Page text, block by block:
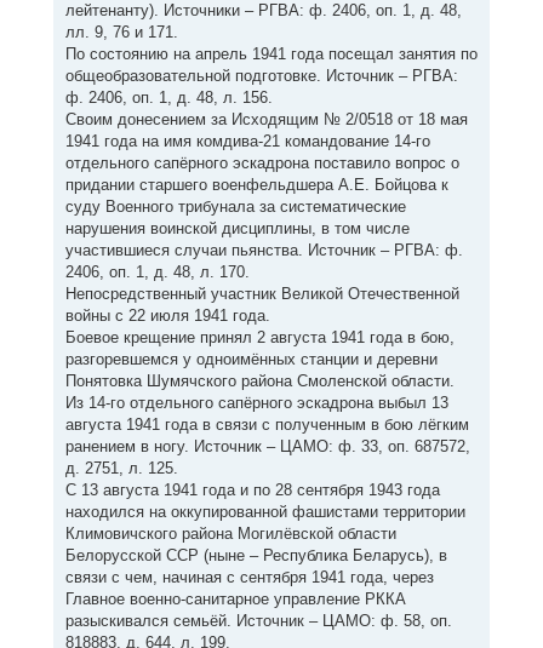
лейтенанту). Источники – РГВА: ф. 2406, оп. 1, д. 48,
лл. 9, 76 и 171.
По состоянию на апрель 1941 года посещал занятия по
общеобразовательной подготовке. Источник – РГВА:
ф. 2406, оп. 1, д. 48, л. 156.
Своим донесением за Исходящим № 2/0518 от 18 мая
1941 года на имя комдива-21 командование 14-го
отдельного сапёрного эскадрона поставило вопрос о
придании старшего военфельдшера А.Е. Бойцова к
суду Военного трибунала за систематические
нарушения воинской дисциплины, в том числе
участившиеся случаи пьянства. Источник – РГВА: ф.
2406, оп. 1, д. 48, л. 170.
Непосредственный участник Великой Отечественной
войны с 22 июля 1941 года.
Боевое крещение принял 2 августа 1941 года в бою,
разгоревшемся у одноимённых станции и деревни
Понятовка Шумячского района Смоленской области.
Из 14-го отдельного сапёрного эскадрона выбыл 13
августа 1941 года в связи с полученным в бою лёгким
ранением в ногу. Источник – ЦАМО: ф. 33, оп. 687572,
д. 2751, л. 125.
С 13 августа 1941 года и по 28 сентября 1943 года
находился на оккупированной фашистами территории
Климовичского района Могилёвской области
Белорусской ССР (ныне – Республика Беларусь), в
связи с чем, начиная с сентября 1941 года, через
Главное военно-санитарное управление РККА
разыскивался семьёй. Источник – ЦАМО: ф. 58, оп.
818883, д. 644, л. 199.